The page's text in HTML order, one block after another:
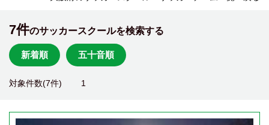
7件のサッカースクールを検索する
新着順 五十音順
対象件数(7件) 1